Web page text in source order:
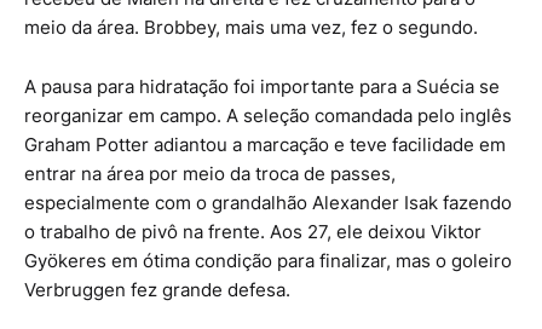
meio da área. Brobbey, mais uma vez, fez o segundo.
A pausa para hidratação foi importante para a Suécia se
reorganizar em campo. A seleção comandada pelo inglês
Graham Potter adiantou a marcação e teve facilidade em
entrar na área por meio da troca de passes,
especialmente com o grandalhão Alexander Isak fazendo
o trabalho de pivô na frente. Aos 27, ele deixou Viktor
Gyökeres em ótima condição para finalizar, mas o goleiro
Verbruggen fez grande defesa.